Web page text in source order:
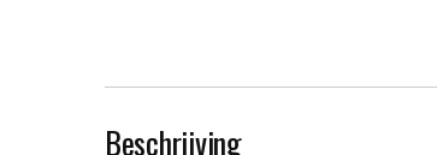
Beschrijving